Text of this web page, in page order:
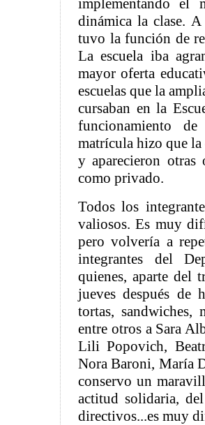
implementando el
dinámica la clase.
tuvo la función de
La escuela iba
mayor oferta
escuelas que la
cursaban en la
funcionamiento
matrícula hizo que la
y aparecieron otras
como privado.
Todos los
valiosos. Es muy
pero volvería a
integrantes del
quienes, aparte del
jueves después de
tortas, sandwiches,
entre otros a Sara
Lili Popovich,
Nora Baroni, María
conservo un
actitud solidaria,
directivos...es muy